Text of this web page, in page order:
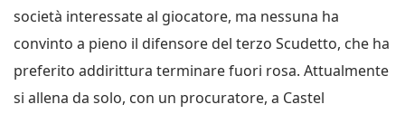
società interessate al giocatore, ma nessuna ha
convinto a pieno il difensore del terzo Scudetto, che ha
preferito addirittura terminare fuori rosa. Attualmente
si allena da solo, con un procuratore, a Castel